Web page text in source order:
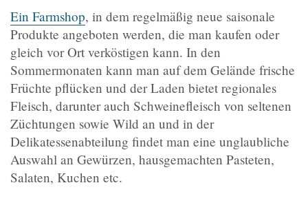
Ein Farmshop, in dem regelmäßig neue saisonale
Produkte angeboten werden, die man kaufen oder
gleich vor Ort verköstigen kann. In den
Sommermonaten kann man auf dem Gelände frische
Früchte pflücken und der Laden bietet regionales
Fleisch, darunter auch Schweinefleisch von seltenen
Züchtungen sowie Wild an und in der
Delikatessenabteilung findet man eine unglaubliche
Auswahl an Gewürzen, hausgemachten Pasteten,
Salaten, Kuchen etc.